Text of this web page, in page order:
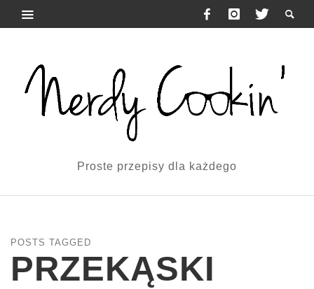
Proste przepisy dla każdego
POSTS TAGGED
PRZEKĄSKI